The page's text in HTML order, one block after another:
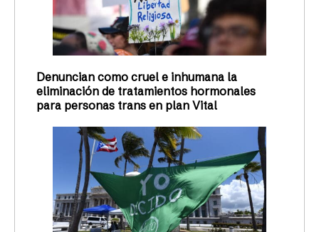
Denuncian como cruel e inhumana la
eliminación de tratamientos hormonales
para personas trans en plan Vital